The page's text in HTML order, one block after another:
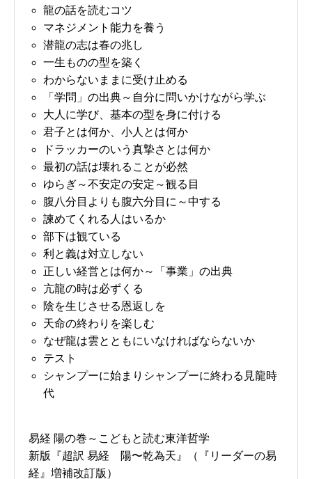
龍の話を読むコツ
マネジメント能力を養う
潜龍の志は春の兆し
一生ものの型を築く
わからないままに受け止める
「学問」の出典～自分に問いかけながら学ぶ
大人に学び、基本の型を身に付ける
君子とは何か、小人とは何か
ドラッカーのいう真摯さとは何か
最初の話は壊れることが必然
ゆらぎ～不安定の安定～観る目
腹八分目よりも腹六分目に～中する
諫めてくれる人はいるか
部下は観ている
利と義は対立しない
正しい経営とは何か～「事業」の出典
亢龍の時は必ずくる
陰を生じさせる恩返しを
天命の終わりを楽しむ
なぜ龍は雲とともにいなければならないか
テスト
シャンプーに始まりシャンプーに終わる見龍時
代
易経 陽の巻～こどもと読む東洋哲学
新版『超訳 易経 陽〜乾為天』（『リーダーの易
経』増補改訂版）